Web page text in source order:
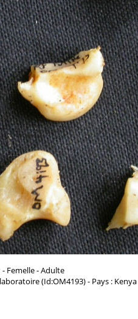
- Femelle - Adulte
(Id:OM4193) - Pays : Kenya